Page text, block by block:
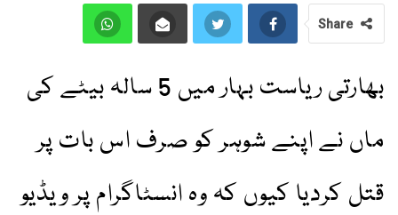
Share
بھارتی ریاست بہار میں 5 سالہ بیٹے کی
ماں نے اپنے شوہر کو صرف اس بات پر
قتل کردیا کیوں کہ وہ انسٹاگرام پر ویڈیو